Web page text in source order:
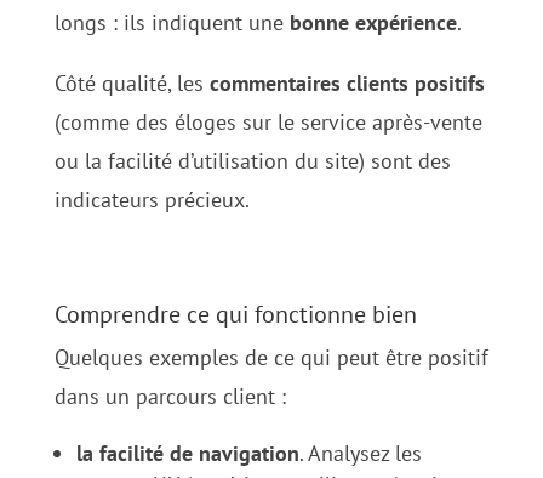
longs : ils indiquent une bonne expérience.
Côté qualité, les commentaires clients positifs
(comme des éloges sur le service après-vente
ou la facilité d’utilisation du site) sont des
indicateurs précieux.
Comprendre ce qui fonctionne bien
Quelques exemples de ce qui peut être positif
dans un parcours client :
la facilité de navigation. Analysez les